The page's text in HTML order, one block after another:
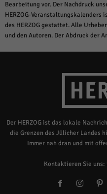
Bearbeitung vor. Der Nachdruck
HERZOG-
des HERZOG gestattet. Alle
und den Autoren. Der Abdruck der
Der HERZOG ist das lokale
die Grenzen des Jülicher Landes
Immer nah dran und mit
Kontaktieren Sie uns: